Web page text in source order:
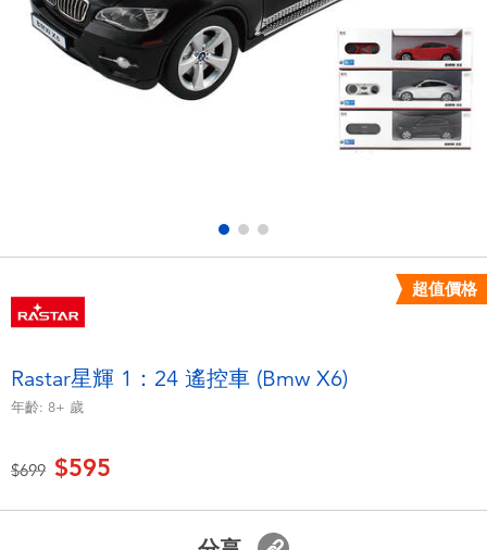
電子玩具
派對用品
LEGO樂高
NERF熱火 超值價格
Rastar星輝 1：24 遙控車 (Bmw X6)
年齡: 8+ 歲
價格從
$699至$595